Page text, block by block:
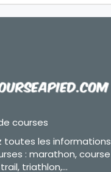
courses
toutes les informations
: marathon, course
triathlon,...